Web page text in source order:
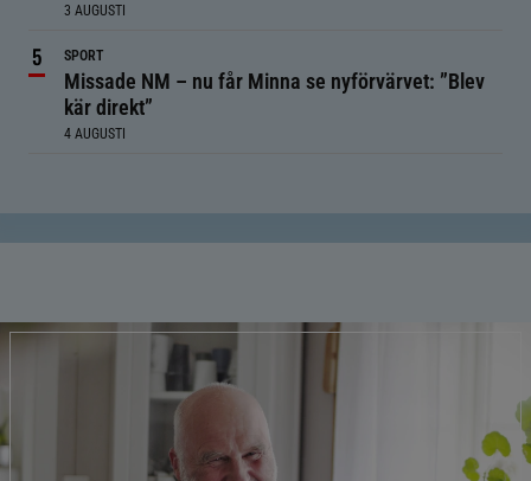
3 AUGUSTI
SPORT
Missade NM – nu får Minna se nyförvärvet: ”Blev
kär direkt”
4 AUGUSTI